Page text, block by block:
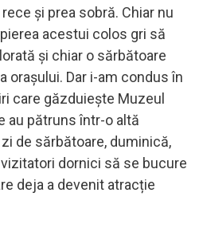
și prea sobră. Chiar nu
acestui colos gri să
și chiar o sărbătoare
orașului. Dar i-am condus în
care găzduiește Muzeul
au pătruns într-o altă
de sărbătoare, duminică,
dornici să se bucure
deja a devenit atracție